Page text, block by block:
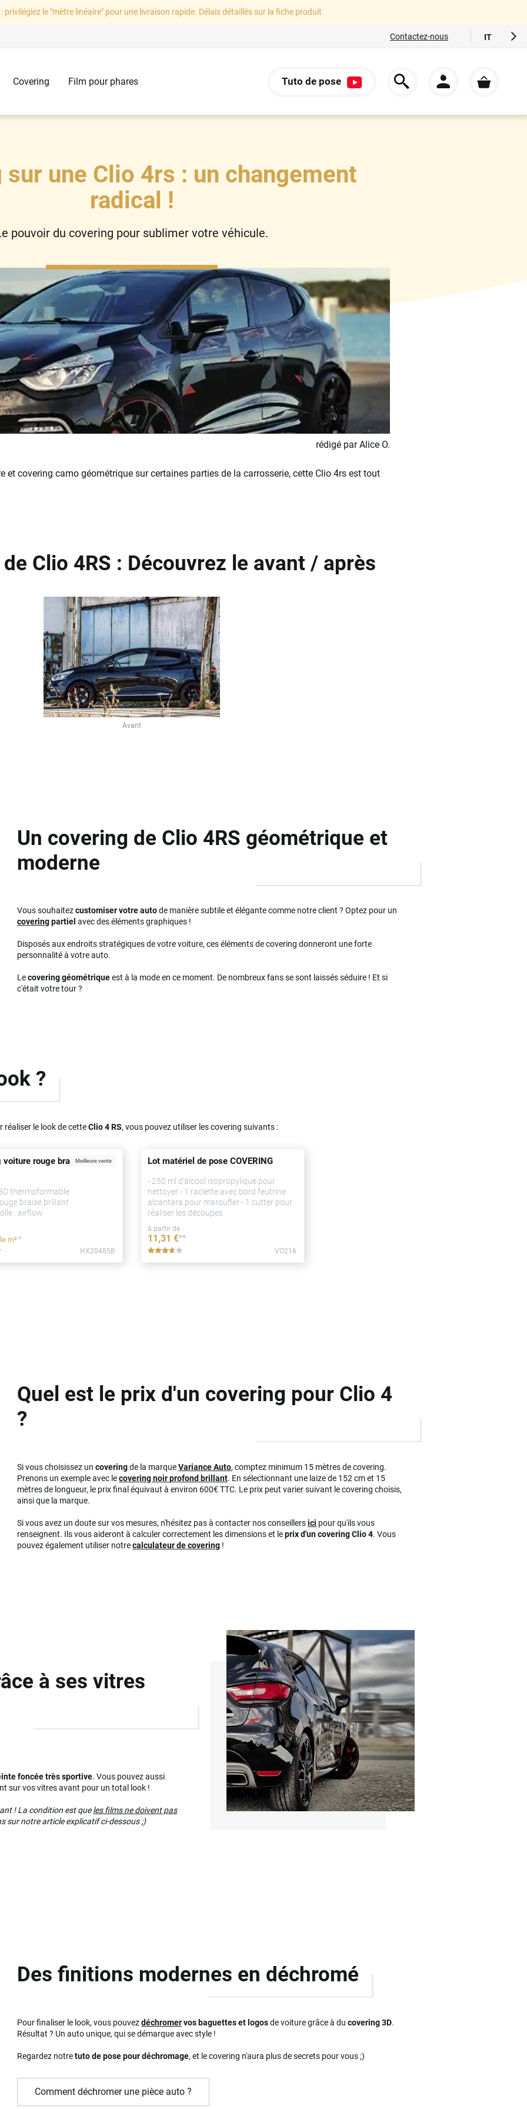
privilégiez le "mètre linéaire" pour une livraison rapide. Délais détaillés sur la fiche produit.
Contactez-nous IT
DE
Covering Film pour phares Tuto de pose
rédigé par Alice O.
sur une Clio 4rs : un changement
radical !
pouvoir du covering pour sublimer votre véhicule.
et covering camo géométrique sur certaines parties de la carrosserie, cette Clio 4rs est tout
Clio 4RS : Découvrez le avant / après
Avant
Un covering de Clio 4RS géométrique et
moderne
Vous souhaitezcustomiser votre autode manière subtile et élégante comme notre client ? Optez pour un
coveringpartiel avec des éléments graphiques !
Disposés aux endroits stratégiques de votre voiture, ces éléments de covering donneront une forte
personnalité à votre auto.
Lecovering géométriqueest à la mode en ce moment. De nombreux fans se sont laissés séduire ! Et si
c'était votre tour ?
?
réaliser le look de cetteClio 4 RS, vous pouvez utiliser les covering suivants :
Meilleure vente
voiture rouge braise brillant
thermoformable
braise brillant
: airflow
le m²*
HX20485B
Lot matériel de pose COVERING
- 250 ml d'alcool isopropylique pour
nettoyer - 1 raclette avec bord feutrine
alcantara pour maroufler - 1 cutter pour
réaliser les découpes
à partir de
11 ,31 €**
*****
VO216
Quel est le prix d'un covering pour Clio 4
?
Si vous choisissez uncoveringde la marqueVariance Auto, comptez minimum 15 mètres de covering.
Prenons un exemple avec lecovering noir profond brillant. En sélectionnant une laize de 152 cm et 15
mètres de longueur, le prix final équivaut à environ 600€ TTC. Le prix peut varier suivant le covering choisis,
ainsi que la marque.
Si vous avez un doute sur vos mesures, n'hésitez pas à contacter nos conseillersici pour qu'ils vous
renseignent. Ils vous aideront à calculer correctement les dimensions et leprix d'un covering Clio 4. Vous
pouvez également utiliser notrecalculateur de covering !
à ses vitres
foncée très sportive. Vous pouvez aussi
sur vos vitres avant pour un total look !
! La condition est queles films ne doivent pas
sur notre article explicatif ci-dessous ;)
Des finitions modernes en déchromé
Pour finaliser le look, vous pouvezdéchromervos baguettes et logosde voiture grâce à ducovering 3D.
Résultat ? Un auto unique, qui se démarque avec style !
Regardez notretuto de pose pour déchromage, et le covering n'aura plus de secrets pour vous ;)
Comment déchromer une pièce auto ?